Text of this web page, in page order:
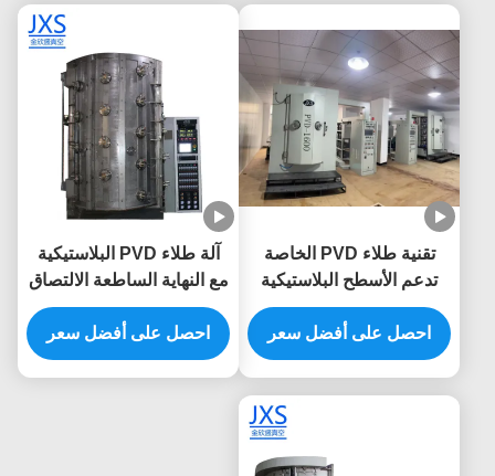
تقنية طلاء PVD الخاصة
تدعم الأسطح البلاستيكية
المعدنية وتوسع نطاق
التطبيق للضروريات
والتجهيزات اليومية
احصل على أفضل سعر
آلة طلاء PVD البلاستيكية
مع النهاية الساطعة الالتصاق
القوي وعدم القشرة
لتحسين المتانة
احصل على أفضل سعر